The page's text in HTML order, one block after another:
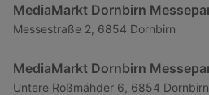
MediaMarkt Dornbirn
Messestraße 2, 6854 Dornbirn
MediaMarkt Dornbirn
Untere Roßmähder 6, 6854 Dornbirn